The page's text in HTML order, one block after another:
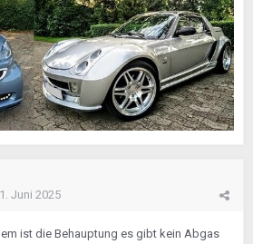
1. Juni 2025
ist die Behauptung es gibt kein Abgas